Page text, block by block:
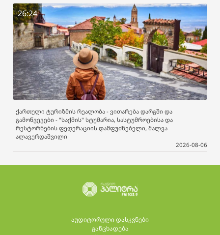
26:24
ქართული ტურიზმის რეალობა - ვითარება დარგში და
გამოწვევები - "საქმის" სტუმარია, სასტუმროებისა და
რესტორნების ფედერაციის დამფუძნებელი, შალვა
ალავერდაშვილი
2026-08-06
აუდიტორული დასკვნები
განცხადება